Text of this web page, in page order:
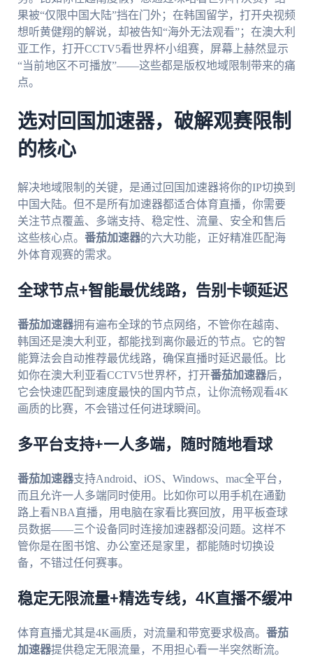
果被“仅限中国大陆”挡在门外；在韩国留学，打开央视频
想听黄健翔的解说，却被告知“海外无法观看”；在澳大利
亚工作，打开CCTV5看世界杯小组赛，屏幕上赫然显示
“当前地区不可播放”——这些都是版权地域限制带来的痛
点。
选对回国加速器，破解观赛限制
的核心
解决地域限制的关键，是通过回国加速器将你的IP切换到
中国大陆。但不是所有加速器都适合体育直播，你需要
关注节点覆盖、多端支持、稳定性、流量、安全和售后
这些核心点。 番茄加速器的六大功能，正好精准匹配海
外体育观赛的需求。
全球节点+智能最优线路，告别卡顿延迟
番茄加速器拥有遍布全球的节点网络，不管你在越南、
韩国还是澳大利亚，都能找到离你最近的节点。它的智
能算法会自动推荐最优线路，确保直播时延迟最低。比
如你在澳大利亚看CCTV5世界杯，打开番茄加速器后，
它会快速匹配到速度最快的国内节点，让你流畅观看4K
画质的比赛，不会错过任何进球瞬间。
多平台支持+一人多端，随时随地看球
番茄加速器支持Android、iOS、Windows、mac全平台，
而且允许一人多端同时使用。比如你可以用手机在通勤
路上看NBA直播，用电脑在家看比赛回放，用平板查球
员数据——三个设备同时连接加速器都没问题。这样不
管你是在图书馆、办公室还是家里，都能随时切换设
备，不错过任何赛事。
稳定无限流量+精选专线，4K直播不缓冲
体育直播尤其是4K画质，对流量和带宽要求极高。 番茄
加速器提供稳定无限流量，不用担心看一半突然断流。